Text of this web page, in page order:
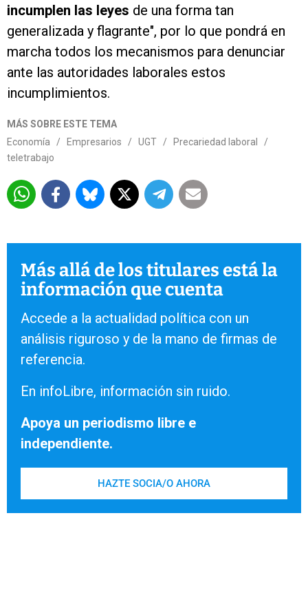
incumplen las leyes de una forma tan
generalizada y flagrante", por lo que pondrá en
marcha todos los mecanismos para denunciar
ante las autoridades laborales estos
incumplimientos.
MÁS SOBRE ESTE TEMA
Economía
/ Empresarios / UGT / Precariedad laboral
/
teletrabajo
Más allá de los titulares está la
información que cuenta
Accede a la actualidad política con un
análisis riguroso y de la mano de firmas de
referencia.
En infoLibre, información sin ruido.
Apoya un periodismo libre e
independiente.
HAZTE SOCIA/O AHORA